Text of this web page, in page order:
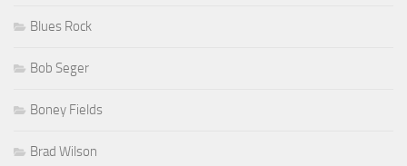
Blues Rock
Bob Seger
Boney Fields
Brad Wilson